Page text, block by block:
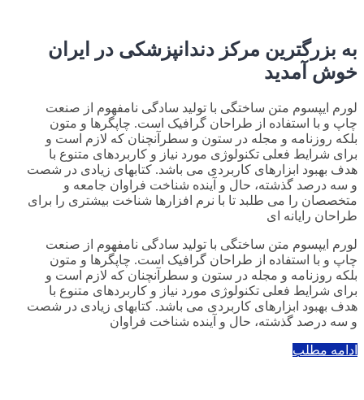
به بزرگترین مرکز دندانپزشکی در ایران
خوش آمدید
لورم ایپسوم متن ساختگی با تولید سادگی نامفهوم از صنعت
چاپ و با استفاده از طراحان گرافیک است. چاپگرها و متون
بلکه روزنامه و مجله در ستون و سطرآنچنان که لازم است و
برای شرایط فعلی تکنولوژی مورد نیاز و کاربردهای متنوع با
هدف بهبود ابزارهای کاربردی می باشد. کتابهای زیادی در شصت
و سه درصد گذشته، حال و آینده شناخت فراوان جامعه و
متخصصان را می طلبد تا با نرم افزارها شناخت بیشتری را برای
طراحان رایانه ای
لورم ایپسوم متن ساختگی با تولید سادگی نامفهوم از صنعت
چاپ و با استفاده از طراحان گرافیک است. چاپگرها و متون
بلکه روزنامه و مجله در ستون و سطرآنچنان که لازم است و
برای شرایط فعلی تکنولوژی مورد نیاز و کاربردهای متنوع با
هدف بهبود ابزارهای کاربردی می باشد. کتابهای زیادی در شصت
و سه درصد گذشته، حال و آینده شناخت فراوان
ادامه مطلب